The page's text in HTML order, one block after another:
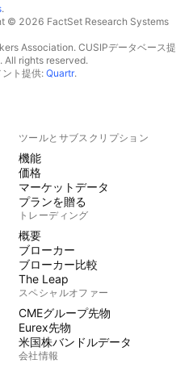
.
© 2026 FactSet Research Systems
Association. CUSIPデータベース提
All rights reserved.
ト提供: Quartr.
ツールとサブスクリプション
機能
価格
マーケットデータ
プランを贈る
トレーディング
概要
ブローカー
ブローカー比較
The Leap
スペシャルオファー
CMEグループ先物
Eurex先物
米国株バンドルデータ
会社情報